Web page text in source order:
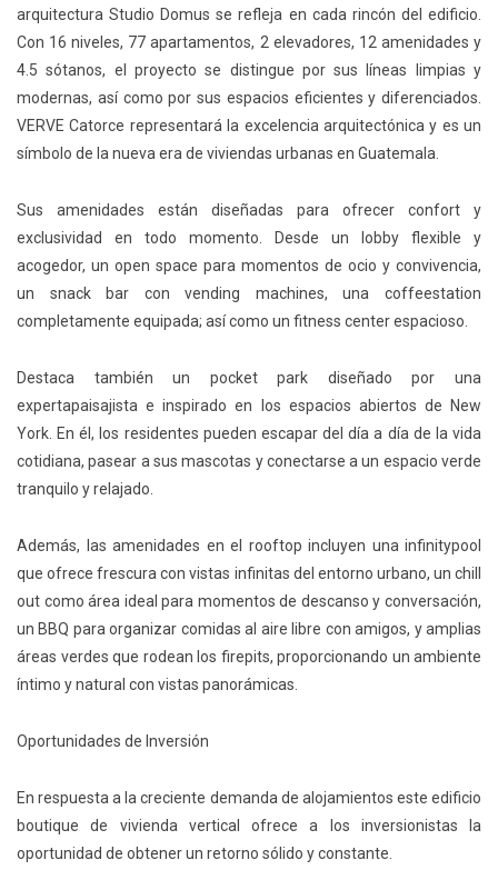
arquitectura Studio Domus se refleja en cada rincón del edificio.
Con 16 niveles, 77 apartamentos, 2 elevadores, 12 amenidades y
4.5 sótanos, el proyecto se distingue por sus líneas limpias y
modernas, así como por sus espacios eficientes y diferenciados.
VERVE Catorce representará la excelencia arquitectónica y es un
símbolo de la nueva era de viviendas urbanas en Guatemala.
Sus amenidades están diseñadas para ofrecer confort y
exclusividad en todo momento. Desde un lobby flexible y
acogedor, un open space para momentos de ocio y convivencia,
un snack bar con vending machines, una coffeestation
completamente equipada; así como un fitness center espacioso.
Destaca también un pocket park diseñado por una
expertapaisajista e inspirado en los espacios abiertos de New
York. En él, los residentes pueden escapar del día a día de la vida
cotidiana, pasear a sus mascotas y conectarse a un espacio verde
tranquilo y relajado.
Además, las amenidades en el rooftop incluyen una infinitypool
que ofrece frescura con vistas infinitas del entorno urbano, un chill
out como área ideal para momentos de descanso y conversación,
un BBQ para organizar comidas al aire libre con amigos, y amplias
áreas verdes que rodean los firepits, proporcionando un ambiente
íntimo y natural con vistas panorámicas.
Oportunidades de Inversión
En respuesta a la creciente demanda de alojamientos este edificio
boutique de vivienda vertical ofrece a los inversionistas la
oportunidad de obtener un retorno sólido y constante